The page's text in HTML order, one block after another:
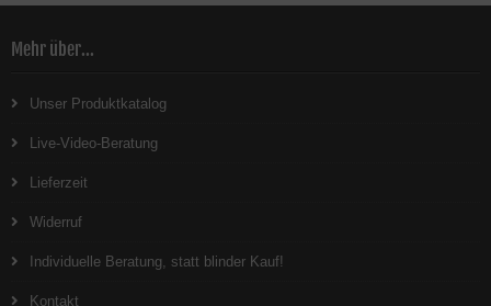
Mehr über...
Unser Produktkatalog
Live-Video-Beratung
Lieferzeit
Widerruf
Individuelle Beratung, statt blinder Kauf!
Kontakt